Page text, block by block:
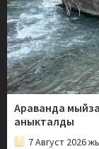
Араванда
аныкталды
7 Август 2026